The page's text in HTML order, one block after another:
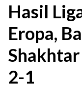
Hasil
Eropa,
2-1